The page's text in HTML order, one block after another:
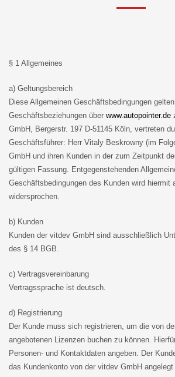
§ 1 Allgemeines
a) Geltungsbereich
Diese Allgemeinen Geschäftsbedingungen
Geschäftsbeziehungen über www.autopointer.de
GmbH, Bergerstr. 197 D-51145 Köln, vertreten
Geschäftsführer: Herr Vitaly Beskrowny (im
GmbH und ihren Kunden in der zum Zeitpunkt
gültigen Fassung. Entgegenstehenden
Geschäftsbedingungen des Kunden wird hiermit
widersprochen.
b) Kunden
Kunden der vitdev GmbH sind ausschließlich
des § 14 BGB.
c) Vertragsvereinbarung
Vertragssprache ist deutsch.
d) Registrierung
Der Kunde muss sich registrieren, um die von
angebotenen Lizenzen buchen zu können.
Personen- und Kontaktdaten angeben. Der
das Kundenkonto von der vitdev GmbH angelegt